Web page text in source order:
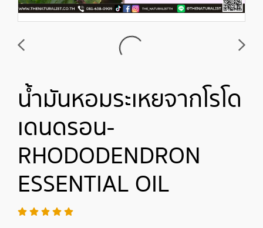
น้ำมันหอมระเหยจากโรโด
เดนดรอน-
RHODODENDRON
ESSENTIAL OIL